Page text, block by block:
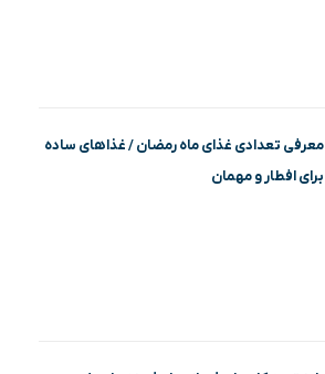
معرفی تعدادی غذای ماه رمضان / غذاهای ساده
برای افطار و مهمان